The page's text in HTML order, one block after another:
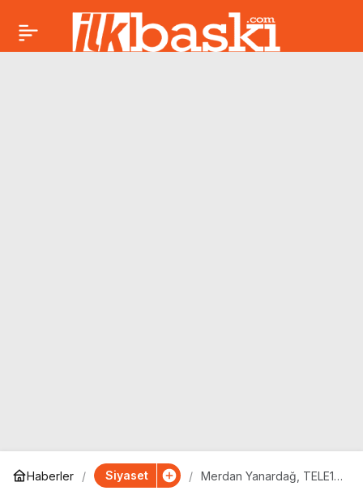
Haberler Siyaset
Merdan Yanardağ, TELE1
FETÖ’nün emniyet içi